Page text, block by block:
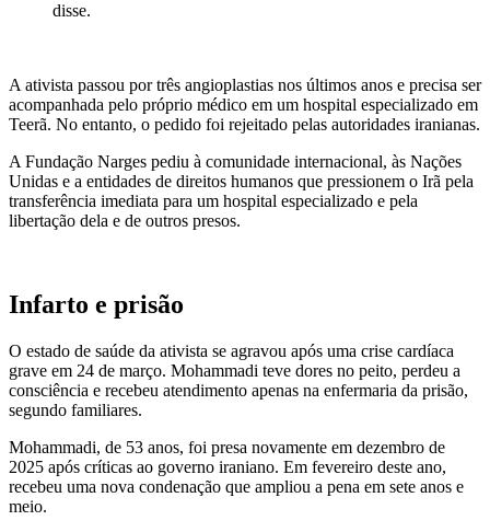
disse.
A ativista passou por três angioplastias nos últimos anos e precisa ser
acompanhada pelo próprio médico em um hospital especializado em
Teerã. No entanto, o pedido foi rejeitado pelas autoridades iranianas.
A Fundação Narges pediu à comunidade internacional, às Nações
Unidas e a entidades de direitos humanos que pressionem o Irã pela
transferência imediata para um hospital especializado e pela
libertação dela e de outros presos.
Infarto e prisão
O estado de saúde da ativista se agravou após uma crise cardíaca
grave em 24 de março. Mohammadi teve dores no peito, perdeu a
consciência e recebeu atendimento apenas na enfermaria da prisão,
segundo familiares.
Mohammadi, de 53 anos, foi presa novamente em dezembro de
2025 após críticas ao governo iraniano. Em fevereiro deste ano,
recebeu uma nova condenação que ampliou a pena em sete anos e
meio.